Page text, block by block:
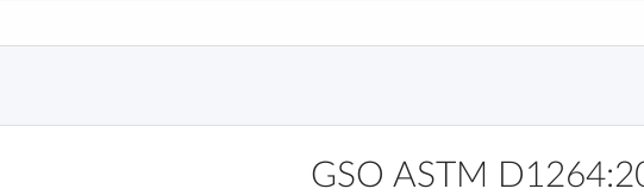
GSO ASTM